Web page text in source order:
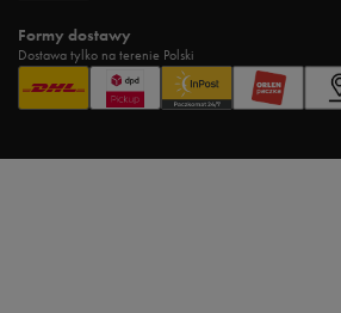
Formy dostawy
Dostawa tylko na terenie Polski